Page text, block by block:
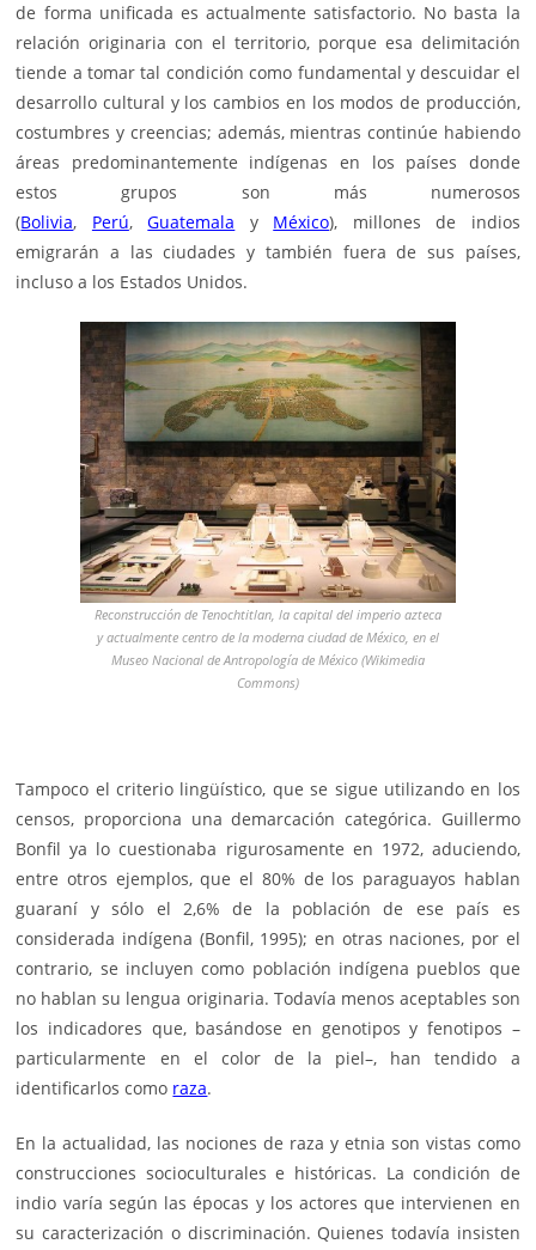
de forma unificada es actualmente satisfactorio. No basta la
relación originaria con el territorio, porque esa delimitación
tiende a tomar tal condición como fundamental y descuidar el
desarrollo cultural y los cambios en los modos de producción,
costumbres y creencias; además, mientras continúe habiendo
áreas predominantemente indígenas en los países donde
estos grupos son más numerosos
(Bolivia, Perú,Guatemala y México), millones de indios
emigrarán a las ciudades y también fuera de sus países,
incluso a los Estados Unidos.
Reconstrucción de Tenochtitlan, la capital del imperio azteca
y actualmente centro de la moderna ciudad de México, en el
Museo Nacional de Antropología de México (Wikimedia
Commons)
Tampoco el criterio lingüístico, que se sigue utilizando en los
censos, proporciona una demarcación categórica. Guillermo
Bonfil ya lo cuestionaba rigurosamente en 1972, aduciendo,
entre otros ejemplos, que el 80% de los paraguayos hablan
guaraní y sólo el 2,6% de la población de ese país es
considerada indígena (Bonfil, 1995); en otras naciones, por el
contrario, se incluyen como población indígena pueblos que
no hablan su lengua originaria. Todavía menos aceptables son
los indicadores que, basándose en genotipos y fenotipos –
particularmente en el color de la piel–, han tendido a
identificarlos como raza.
En la actualidad, las nociones de raza y etnia son vistas como
construcciones socioculturales e históricas. La condición de
indio varía según las épocas y los actores que intervienen en
su caracterización o discriminación. Quienes todavía insisten